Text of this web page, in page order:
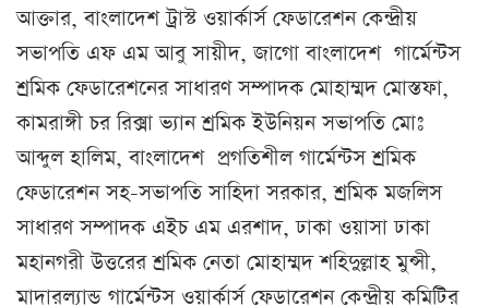
আক্তার, বাংলাদেশ ট্রাস্ট ওয়ার্কার্স ফেডারেশন কেন্দ্রীয়
সভাপতি এফ এম আবু সায়ীদ, জাগো বাংলাদেশ গার্মেন্টস
শ্রমিক ফেডারেশনের সাধারণ সম্পাদক মোহাম্মদ মোস্তফা,
কামরাঙ্গী চর রিক্সা ভ্যান শ্রমিক ইউনিয়ন সভাপতি মোঃ
আব্দুল হালিম, বাংলাদেশ প্রগতিশীল গার্মেন্টস শ্রমিক
ফেডারেশন সহ-সভাপতি সাহিদা সরকার, শ্রমিক মজলিস
সাধারণ সম্পাদক এইচ এম এরশাদ, ঢাকা ওয়াসা ঢাকা
মহানগরী উত্তরের শ্রমিক নেতা মোহাম্মদ শহিদুল্লাহ মুন্সী,
মাদারল্যান্ড গার্মেন্টস ওয়ার্কার্স ফেডারেশন কেন্দ্রীয় কমিটির